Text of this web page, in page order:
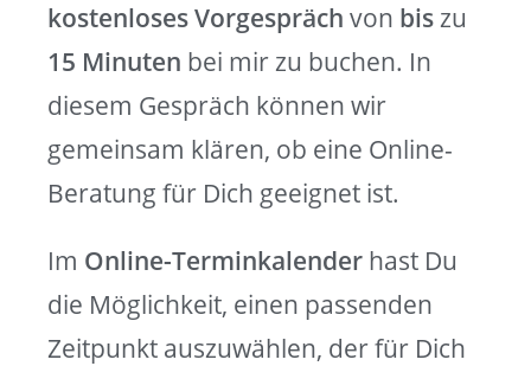
kostenloses Vorgespräch von biszu
15 Minuten bei mir zu buchen. In
diesem Gespräch können wir
gemeinsam klären, ob eine Online-
Beratung für Dich geeignet ist.
Im Online-Terminkalender hast Du
die Möglichkeit, einen passenden
Zeitpunkt auszuwählen, der für Dich